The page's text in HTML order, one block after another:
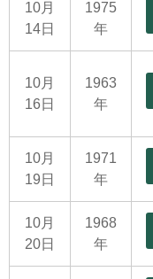
10月
14日
1975
年
10月
16日
1963
年
10月
19日
1971
年
10月
20日
1968
年